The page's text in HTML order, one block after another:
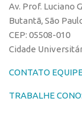
Av. Prof. Luciano
Butantã, São
CEP: 05508-010
Cidade
CONTATO EQUIPE
TRABALHE